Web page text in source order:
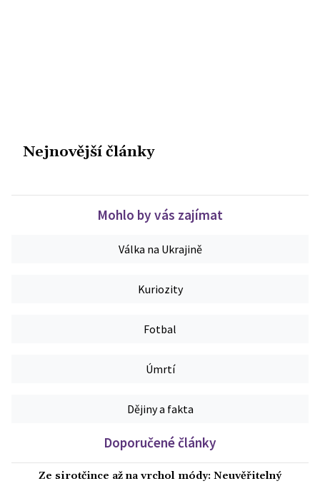
Nejnovější články
Mohlo by vás zajímat
Válka na Ukrajině
Kuriozity
Fotbal
Úmrtí
Dějiny a fakta
Doporučené články
Ze sirotčince až na vrchol módy: Neuvěřitelný